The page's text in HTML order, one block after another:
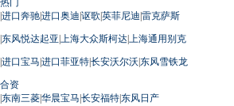
|进口奔驰|进口奥迪|讴歌|英菲尼迪|雷克萨斯
|东风悦达起亚| 上海大众斯柯达| 上海通用别克
|进口宝马|进口菲亚特|长安沃尔沃|东风雪铁龙
合资
|东南三菱|华晨宝马|长安福特|东风日产